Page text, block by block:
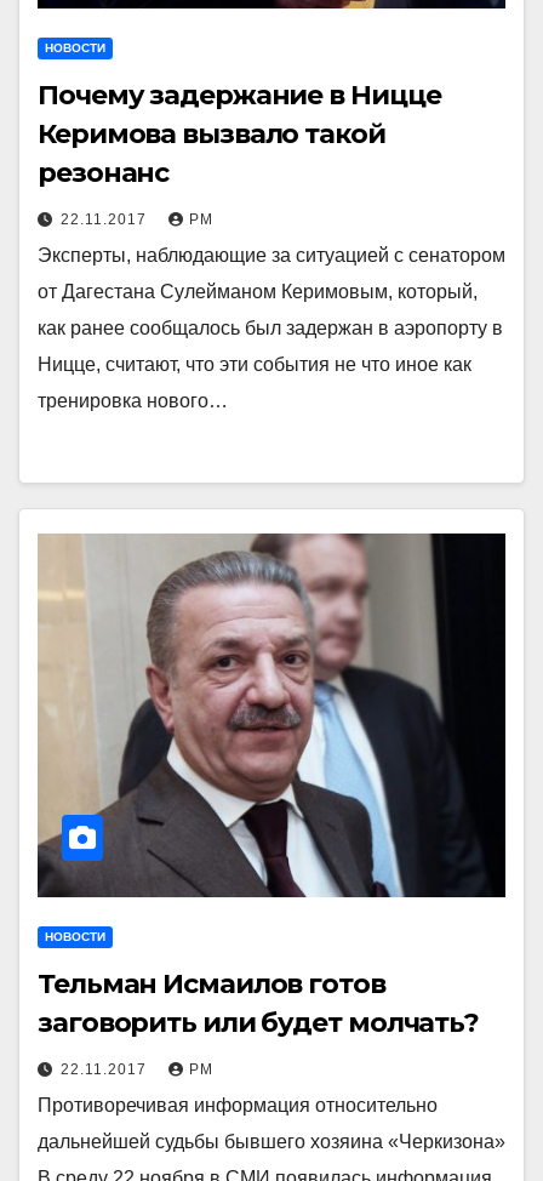
НОВОСТИ
Почему задержание в Ницце
Керимова вызвало такой
резонанс
22.11.2017 РМ
Эксперты, наблюдающие за ситуацией с сенатором
от Дагестана Сулейманом Керимовым, который,
как ранее сообщалось был задержан в аэропорту в
Ницце, считают, что эти события не что иное как
тренировка нового…
НОВОСТИ
Тельман Исмаилов готов
заговорить или будет молчать?
22.11.2017 РМ
Противоречивая информация относительно
дальнейшей судьбы бывшего хозяина «Черкизона»